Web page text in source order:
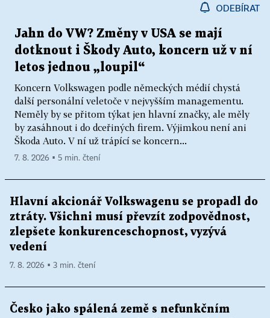
ODEBÍRAT
Jahn do VW? Změny v USA se mají
dotknout i Škody Auto, koncern už v ní
letos jednou „loupil“
Koncern Volkswagen podle německých médií chystá
další personální veletoče v nejvyšším managementu.
Neměly by se přitom týkat jen hlavní značky, ale měly
by zasáhnout i do dceřiných firem. Výjimkou není ani
Škoda Auto. V ní už trápící se koncern...
7. 8. 2026 ▪ 5 min. čtení
Hlavní akcionář Volkswagenu se propadl do
ztráty. Všichni musí převzít zodpovědnost,
zlepšete konkurenceschopnost, vyzývá
vedení
7. 8. 2026 ▪ 3 min. čtení
Česko jako spálená země s nefunkčním